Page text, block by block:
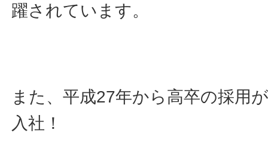
躍されています。
また、平成27年から高卒の採用
入社！